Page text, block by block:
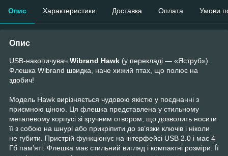
Опис Характеристики Доставка Оплата Умови
Опис
USB-накопичувач Wibrand Hawk (у перекладі — «Яструб»).
Флешка Wibrand швидка, наче хижий птах, що полює на
здобич!
Модель Hawk вирізняється чудовою якістю у поєднанні з
приємною ціною. Ця флешка представлена у стильному
металевому корпусі зі зручним отвором, що дозволить носити
її з собою на шнурі або прикріпити до зв’язки ключів і ніколи
не губити. Пристрій функціонує на інтерфейсі USB 2.0 і має 4
Гб пам’яті. Флешка має стильний вигляд і компактні розміри. Її